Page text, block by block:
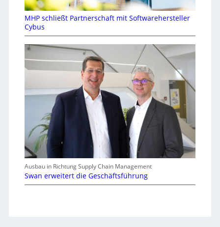
MHP schließt Partnerschaft mit Softwarehersteller
Cybus
Ausbau in Richtung Supply Chain Management
Swan erweitert die Geschäftsführung